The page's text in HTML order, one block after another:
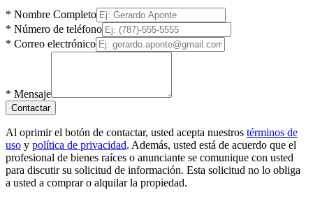
* Nombre Completo
* Número de teléfono
* Correo electrónico
* Mensaje
Contactar
Al oprimir el botón de contactar, usted acepta nuestros términos de
uso y política de privacidad. Además, usted está de acuerdo que el
profesional de bienes raíces o anunciante se comunique con usted
para discutir su solicitud de información. Esta solicitud no lo obliga
a usted a comprar o alquilar la propiedad.